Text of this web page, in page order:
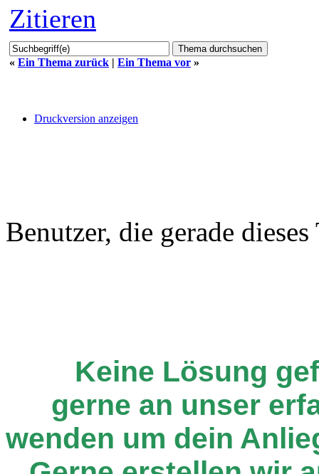
Zitieren
« Ein Thema zurück | Ein Thema vor »
Druckversion anzeigen
Benutzer, die gerade
Keine Lösung
gerne an unser
wenden um dein